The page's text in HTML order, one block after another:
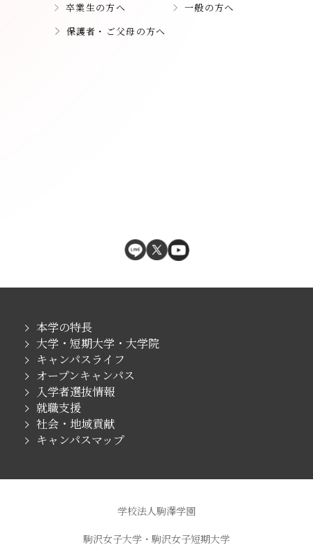
卒業生の方へ
一般の方へ
保護者・ご父母の方へ
本学の特長
大学・短期大学・大学院
キャンパスライフ
オープンキャンパス
入学者選抜情報
就職支援
社会・地域貢献
キャンパスマップ
学校法人駒澤学園
駒沢女子大学・駒沢女子短期大学